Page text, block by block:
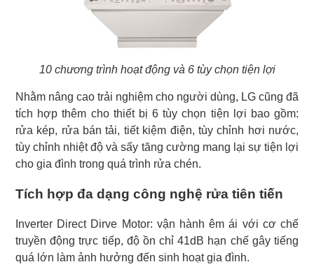
10 chương trình hoạt động và 6 tùy chọn tiện lợi
Nhằm nâng cao trải nghiệm cho người dùng, LG cũng đã
tích hợp thêm cho thiết bị 6 tùy chọn tiện lợi bao gồm:
rửa kép, rửa bán tải, tiết kiệm điện, tùy chỉnh hơi nước,
tùy chỉnh nhiệt độ và sấy tăng cường mang lại sự tiện lợi
cho gia đình trong quá trình rửa chén.
Tích hợp đa dạng công nghệ rửa tiên tiến
Inverter Direct Dirve Motor: vận hành êm ái với cơ chế
truyền động trực tiếp, độ ồn chỉ 41dB hạn chế gây tiếng
quá lớn làm ảnh hưởng đến sinh hoạt gia đình.